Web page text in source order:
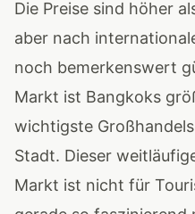
Die Preise sind höher
aber nach
noch bemerkenswert
Markt ist Bangkoks
wichtigste
Stadt. Dieser
Markt ist nicht für